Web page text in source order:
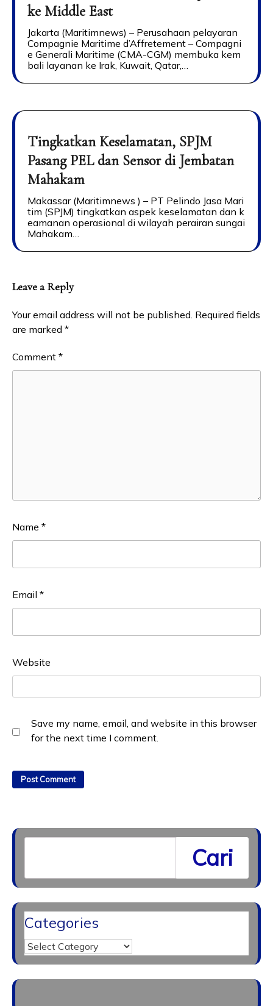
ke Middle East
Jakarta (Maritimnews) – Perusahaan pelayaran
Compagnie Maritime d’Affretement – Compagni
e Generali Maritime (CMA-CGM) membuka kem
bali layanan ke Irak, Kuwait, Qatar,…
Tingkatkan Keselamatan, SPJM
Pasang PEL dan Sensor di Jembatan
Mahakam
Makassar (Maritimnews ) – PT Pelindo Jasa Mari
tim (SPJM) tingkatkan aspek keselamatan dan k
eamanan operasional di wilayah perairan sungai
Mahakam…
Leave a Reply
Your email address will not be published. Required fields
are marked *
Comment *
Name *
Email *
Website
Save my name, email, and website in this browser
for the next time I comment.
Cari
Categories